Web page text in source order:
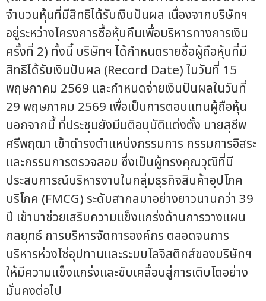
จำนวนหุ้นที่มีสิทธิได้รับเงินปันผล เนื่องจากบริษัทฯ
อยู่ระหว่างโครงการซื้อหุ้นคืนเพื่อบริหารทางการเงิน
ครั้งที่ 2) ทั้งนี้ บริษัทฯ ได้กำหนดรายชื่อผู้ถือหุ้นที่มี
สิทธิได้รับเงินปันผล (Record Date) ในวันที่ 15
พฤษภาคม 2569 และกำหนดจ่ายเงินปันผลในวันที่
29 พฤษภาคม 2569 เพื่อเป็นการตอบแทนผู้ถือหุ้น
นอกจากนี้ ที่ประชุมยังมีมติอนุมัติแต่งตั้ง นายสุชีพ
ศรีพฤฒา เข้าดำรงตำแหน่งกรรมการ กรรมการอิสระ
และกรรมการตรวจสอบ ซึ่งเป็นผู้ทรงคุณวุฒิที่มี
ประสบการณ์บริหารงานในกลุ่มธุรกิจสินค้าอุปโภค
บริโภค (FMCG) ระดับสากลมาอย่างยาวนานกว่า 39
ปี เข้ามาช่วยเสริมความแข็งแกร่งด้านการวางแผน
กลยุทธ์ การบริหารจัดการองค์กร ตลอดจนการ
บริหารห่วงโซ่อุปทานและระบบโลจิสติกส์ของบริษัทฯ
ให้มีความแข็งแกร่งและขับเคลื่อนสู่การเติบโตอย่าง
มั่นคงต่อไป